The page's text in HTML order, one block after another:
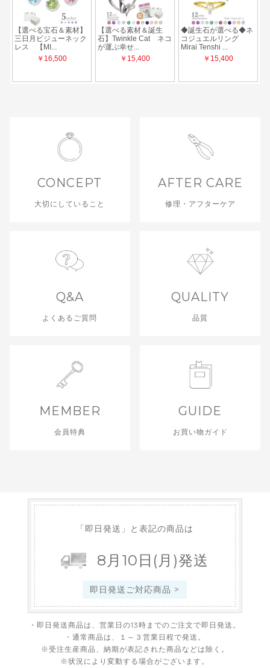
CONCEPT
大切にしていること
AFTER CARE
修理・アフターケア
Q&A
よくあるご質問
QUALITY
品質
MEMBER
会員特典
GUIDE
お買い物ガイド
「即日発送」と表記の商品は
8 月 10 日 (月)発送
即日発送ご対応商品 >
・即日発送商品は、営業日の13時までのご注文で即日発送。
・通常商品は、１～３営業日程で発送。
※受注生産商品、納期が表記された商品などは除く。
※状況により変動する場合がございます。